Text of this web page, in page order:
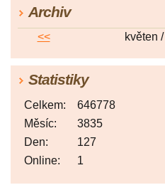
Archiv
<< květen
Statistiky
Online: 1
Celkem:
646778
Měsíc:
3835
Den:
127